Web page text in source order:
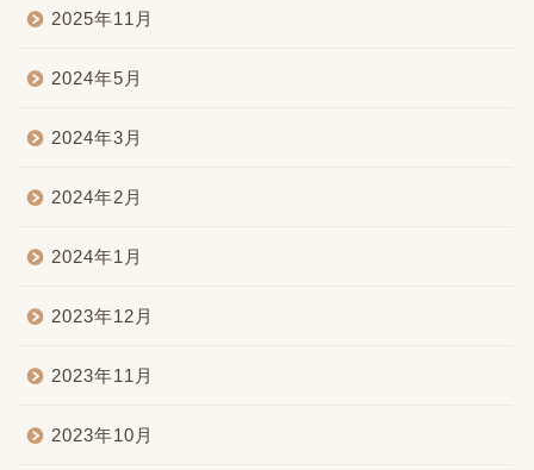
2025年11月
2024年5月
2024年3月
2024年2月
2024年1月
2023年12月
2023年11月
2023年10月